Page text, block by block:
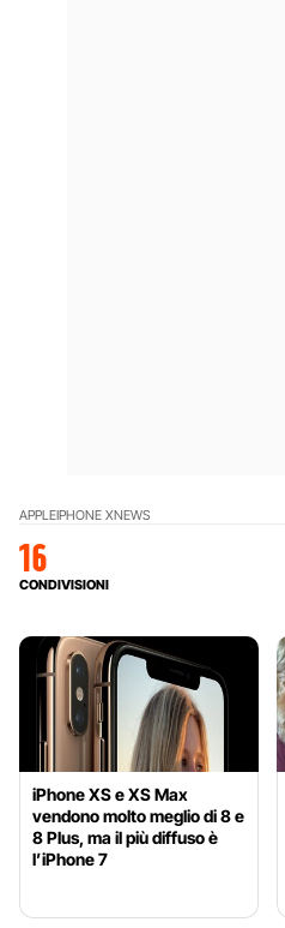
APPLEIPHONE XNEWS
16
CONDIVISIONI
iPhone XS e XS Max
vendono molto meglio di 8 e
8 Plus, ma il più diffuso è
l’iPhone 7